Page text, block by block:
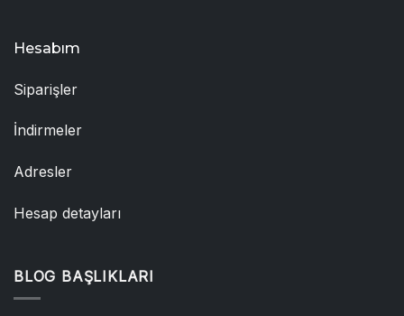
Hesabım
Siparişler
İndirmeler
Adresler
Hesap detayları
BLOG BAŞLIKLARI